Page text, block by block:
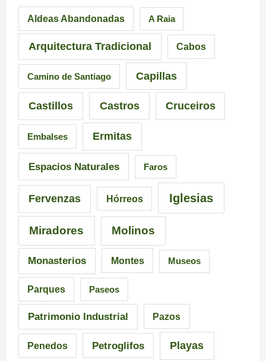
Aldeas Abandonadas A Raia
Arquitectura Tradicional Cabos
Camino de Santiago Capillas
Castillos Castros Cruceiros
Embalses Ermitas
Espacios Naturales Faros
Fervenzas Hórreos Iglesias
Miradores Molinos
Monasterios Montes Museos
Parques Paseos
Patrimonio Industrial Pazos
Penedos Petroglifos Playas
l
l
e
i
o
–
P
r
a
d
e
C
r
e
s
i
n
a
n
t
e
s
d
e
G
a
F
u
e
n
e
d
e
l
a
I
n
q
u
i